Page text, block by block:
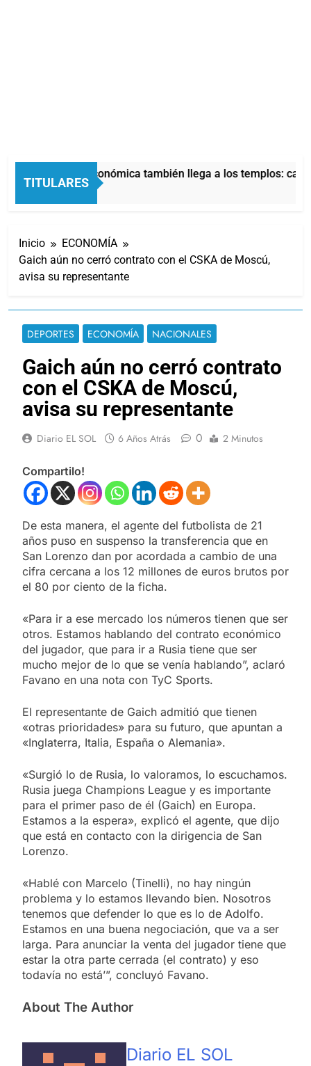
TITULARES
La crisis económica también llega a los templos:
10 Horas Atrás
Inicio
ECONOMÍA
Gaich aún no cerró contrato con el CSKA de Moscú,
avisa su representante
DEPORTES ECONOMÍA NACIONALES
Gaich aún no cerró contrato
con el CSKA de Moscú,
avisa su representante
Diario EL SOL 6 Años Atrás 0 2 Minutos
Compartilo!
De esta manera, el agente del futbolista de 21
años puso en suspenso la transferencia que en
San Lorenzo dan por acordada a cambio de una
cifra cercana a los 12 millones de euros brutos por
el 80 por ciento de la ficha.
«Para ir a ese mercado los números tienen que ser
otros. Estamos hablando del contrato económico
del jugador, que para ir a Rusia tiene que ser
mucho mejor de lo que se venía hablando”, aclaró
Favano en una nota con TyC Sports.
El representante de Gaich admitió que tienen
«otras prioridades» para su futuro, que apuntan a
«Inglaterra, Italia, España o Alemania».
«Surgió lo de Rusia, lo valoramos, lo escuchamos.
Rusia juega Champions League y es importante
para el primer paso de él (Gaich) en Europa.
Estamos a la espera», explicó el agente, que dijo
que está en contacto con la dirigencia de San
Lorenzo.
«Hablé con Marcelo (Tinelli), no hay ningún
problema y lo estamos llevando bien. Nosotros
tenemos que defender lo que es lo de Adolfo.
Estamos en una buena negociación, que va a ser
larga. Para anunciar la venta del jugador tiene que
estar la otra parte cerrada (el contrato) y eso
todavía no está’”, concluyó Favano.
About The Author
Diario EL SOL